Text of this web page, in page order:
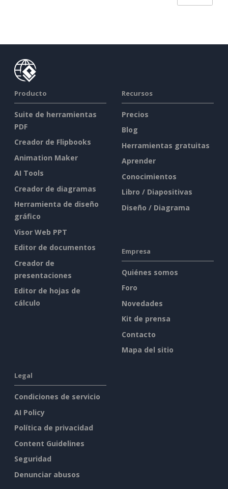
Producto
Suite de herramientas
PDF
Creador de Flipbooks
Animation Maker
AI Tools
Creador de diagramas
Herramienta de diseño
gráfico
Visor Web PPT
Editor de documentos
Creador de
presentaciones
Editor de hojas de
cálculo
Recursos
Precios
Blog
Herramientas gratuitas
Aprender
Conocimientos
Libro / Diapositivas
Diseño / Diagrama
Empresa
Quiénes somos
Foro
Novedades
Kit de prensa
Contacto
Mapa del sitio
Legal
Condiciones de servicio
AI Policy
Política de privacidad
Content Guidelines
Seguridad
Denunciar abusos